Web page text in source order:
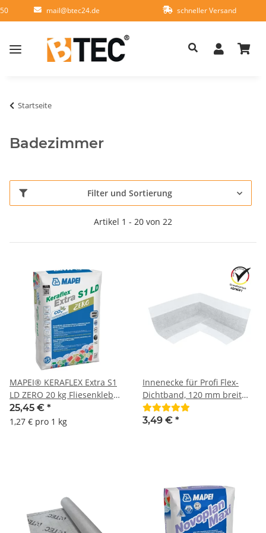
mail@btec24.de schneller Versand
Startseite
Badezimmer
Filter und Sortierung
Artikel 1 - 20 von 22
MAPEI® KERAFLEX Extra S1
LD ZERO 20 kg Fliesenkleber
Fliesenverlegemörtel für
keramische Fliesen und
25,45 € *
1,27 € pro 1 kg
Innenecke für Profi Flex-
Dichtband, 120 mm breit
BTEC
3,49 € *